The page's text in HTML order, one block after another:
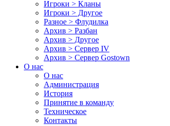
Игроки > Кланы
Игроки > Другое
Разное > Флудилка
Архив > Разбан
Архив > Другое
Архив > Сервер IV
Архив > Сервер Gostown
О нас
О нас
Администрация
История
Принятие в команду
Техническое
Контакты